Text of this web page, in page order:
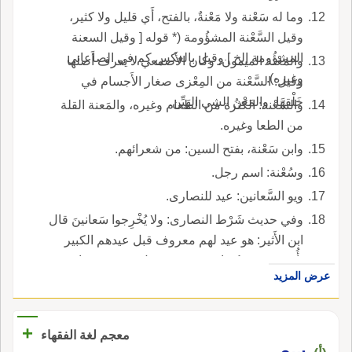
وما له سَعْنة ولا مَعْنةٌ، بالفتح، أَي قليل ولا كثير،
وقيل السَّعْنة المشؤُومة (* قوله [ وقيل السعنة
المشؤُومة إلخ ] وقيل بالعكس كم في الصاعاني
وغيره).
والمَعْنة الميمون، وكان الأَصمعي لا يعرف أَصلها
وقيل: السَّعْنة من المِعْزى صغار الأَجسام في
خَلْقها، والمَعْنُ الشي الهَيِّن.
والسَّعْنة: الكثرة من الطعام وغيره، والمَعنة القلة
من الطعا وغيره.
وابن سَعْنة، بفتح السين: من شعرائهم.
وسُعْنة: اسم رجل.
ويو السَّعانين: عيد للنصارى.
وفي حديث شَرْط النصارى: ولا يُخْرِجوا سَعانينَ قال
ابن الأَثير: هو عيد لهم معروف قبل عيدهم الكبير
بأُسبوع، وه سُرْياني معرّب، وقيل: هو جمع، واحده
سَعْنُون.
عرض المزيد
معجم لغة الفقهاء +